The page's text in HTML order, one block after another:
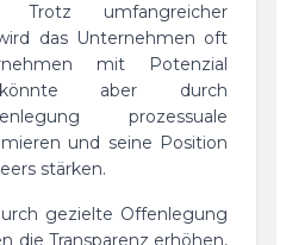
Trotz umfangreicher
das Unternehmen oft
mit Potenzial
könnte aber durch
prozessuale
und seine Position
stärken.
gezielte Offenlegung
die Transparenz erhöhen,